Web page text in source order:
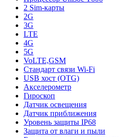
2 Sim-карты
2G
3G
LTE
4G
5G
VoLTE,GSM
Стандарт связи Wi-Fi
USB хост (OTG)
Акселерометр
Гироскоп
Датчик освещения
Датчик приближения
Уровень защиты IP68
Защита от влаги и пыли